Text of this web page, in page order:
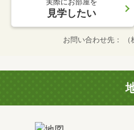
実際にお部屋を
見学したい
お問い合わせ先